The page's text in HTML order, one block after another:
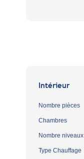
Intérieur
Nombre pièces
Chambres
Nombre niveaux
Type Chauffage